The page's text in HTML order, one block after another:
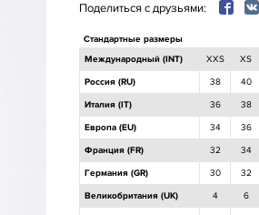
Поделиться с друзьями:
Стандартные размеры
Международный (INT)
XXS XS
Россия (RU) 38 40
Италия (IT) 36 38
Европа (EU) 34 36
Франция (FR) 32 34
Германия (GR) 30 32
Великобритания (UK) 4 6